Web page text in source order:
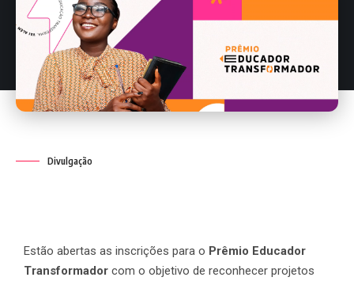
Divulgação
Estão abertas as inscrições para o Prêmio Educador
Transformador com o objetivo de reconhecer projetos